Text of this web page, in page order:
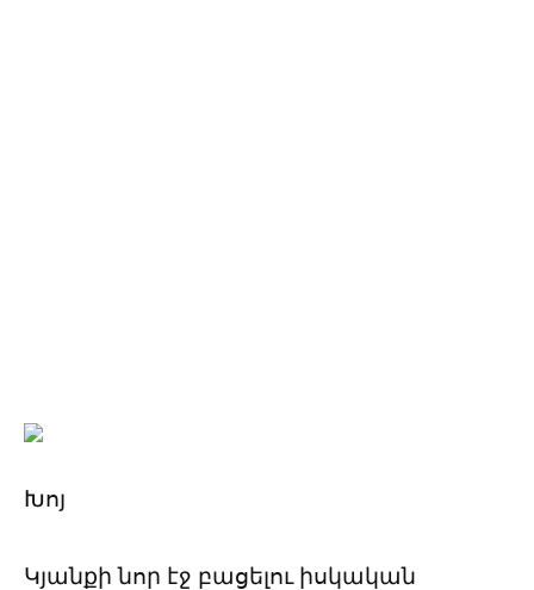
Խոյ
Կյանքի նոր էջ բացելու իսկական